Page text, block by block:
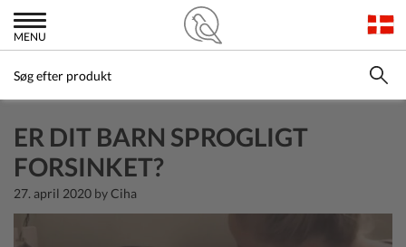
MENU
ER DIT BARN SPROGLIGT
FORSINKET?
27. april 2020 byCiha